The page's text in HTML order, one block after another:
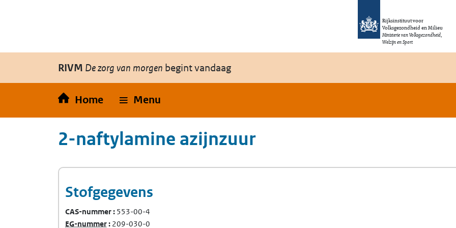
Rijksinstituut voor
Volksgezondheid en Milieu
Ministerie van Volksgezondheid,
Welzijn en Sport
RIVM De zorg van morgen begint vandaag
Home Menu
2-naftylamine azijnzuur
Stofgegevens
CAS-nummer 553-00-4
EG-nummer(Europees Gemeenschap-nummer)
209-030-0